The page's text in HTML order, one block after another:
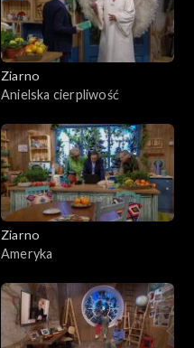
Ziarno
Anielska cierpliwość
Ziarno
Ameryka